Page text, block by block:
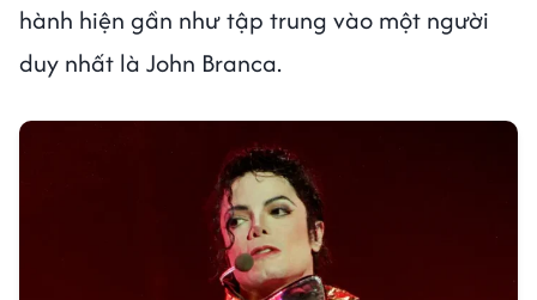
hành hiện gần như tập trung vào một người
duy nhất là John Branca.